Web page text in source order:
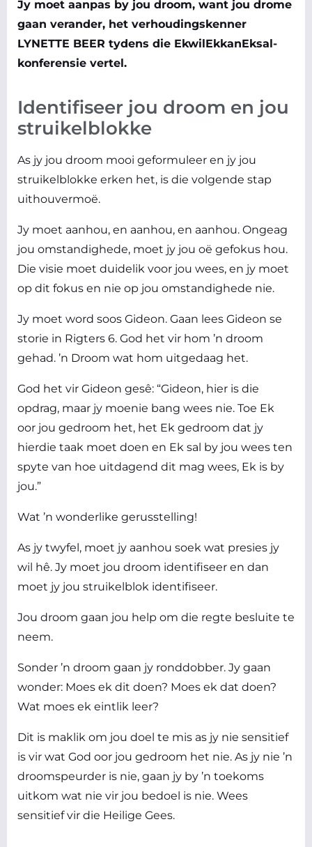
Jy moet aanpas by jou droom, want jou drome
gaan verander, het verhoudingskenner
LYNETTE BEER tydens die EkwilEkkanEksal-
konferensie vertel.
Identifiseer jou droom en jou
struikelblokke
As jy jou droom mooi geformuleer en jy jou
struikelblokke erken het, is die volgende stap
uithouvermoë.
Jy moet aanhou, en aanhou, en aanhou. Ongeag
jou omstandighede, moet jy jou oë gefokus hou.
Die visie moet duidelik voor jou wees, en jy moet
op dit fokus en nie op jou omstandighede nie.
Jy moet word soos Gideon. Gaan lees Gideon se
storie in Rigters 6. God het vir hom ’n droom
gehad. ’n Droom wat hom uitgedaag het.
God het vir Gideon gesê: “Gideon, hier is die
opdrag, maar jy moenie bang wees nie. Toe Ek
oor jou gedroom het, het Ek gedroom dat jy
hierdie taak moet doen en Ek sal by jou wees ten
spyte van hoe uitdagend dit mag wees, Ek is by
jou.”
Wat ’n wonderlike gerusstelling!
As jy twyfel, moet jy aanhou soek wat presies jy
wil hê. Jy moet jou droom identifiseer en dan
moet jy jou struikelblok identifiseer.
Jou droom gaan jou help om die regte besluite te
neem.
Sonder ’n droom gaan jy ronddobber. Jy gaan
wonder: Moes ek dit doen? Moes ek dat doen?
Wat moes ek eintlik leer?
Dit is maklik om jou doel te mis as jy nie sensitief
is vir wat God oor jou gedroom het nie. As jy nie ’n
droomspeurder is nie, gaan jy by ’n toekoms
uitkom wat nie vir jou bedoel is nie. Wees
sensitief vir die Heilige Gees.